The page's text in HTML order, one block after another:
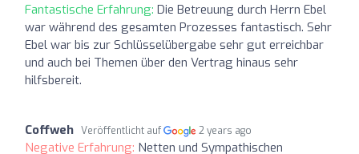
Fantastische Erfahrung: Die Betreuung durch Herrn Ebel
war während des gesamten Prozesses fantastisch. Sehr
Ebel war bis zur Schlüsselübergabe sehr gut erreichbar
und auch bei Themen über den Vertrag hinaus sehr
hilfsbereit.
Coffweh Veröffentlicht auf 2 years ago
Negative Erfahrung: Netten und Sympathischen